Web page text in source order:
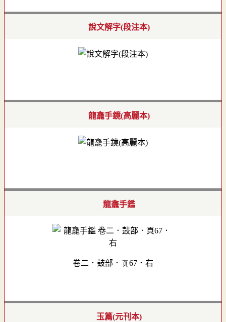
說文解字(段注本)
龍龕手鏡(高麗本)
龍龕手鑑
卷二．鼓部．頁67．右
玉篇(元刊本)